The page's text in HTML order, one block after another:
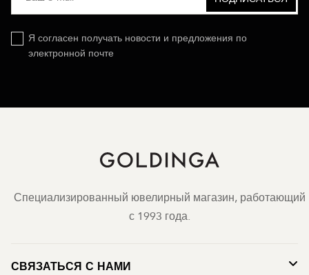
Я согласен получать новости и предложения по
электронной почте
Специализированный ювелирный магазин, работающий
с 1993 года.
СВЯЗАТЬСЯ С НАМИ